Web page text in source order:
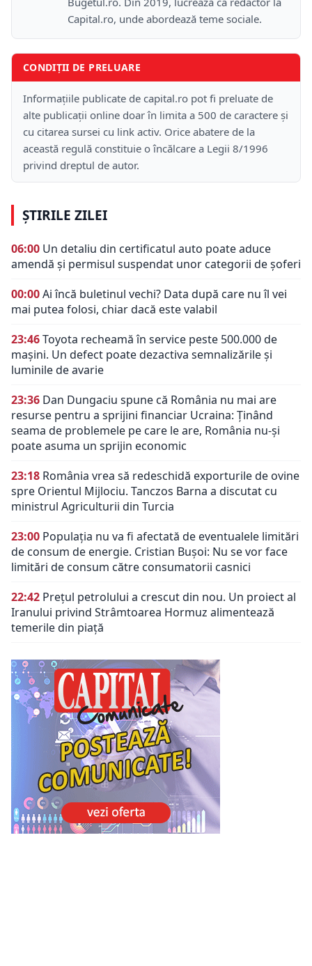
Capital.ro, unde abordează teme sociale.
CONDIȚII DE PRELUARE
Informațiile publicate de capital.ro pot fi preluate de
alte publicații online doar în limita a 500 de caractere și
cu citarea sursei cu link activ. Orice abatere de la
această regulă constituie o încălcare a Legii 8/1996
privind dreptul de autor.
ȘTIRILE ZILEI
06:00 Un detaliu din certificatul auto poate aduce
amendă și permisul suspendat unor categorii de șoferi
00:00Ai încă buletinul vechi? Data după care nu îl vei
mai putea folosi, chiar dacă este valabil
23:46Toyota recheamă în service peste 500.000 de
mașini. Un defect poate dezactiva semnalizările și
luminile de avarie
23:36 Dan Dungaciu spune că România nu mai are
resurse pentru a sprijini financiar Ucraina: Ținând
seama de problemele pe care le are, România nu-și
poate asuma un sprijin economic
23:18 România vrea să redeschidă exporturile de ovine
spre Orientul Mijlociu. Tanczos Barna a discutat cu
ministrul Agriculturii din Turcia
23:00 Populația nu va fi afectată de eventualele limitări
de consum de energie. Cristian Bușoi: Nu se vor face
limitări de consum către consumatorii casnici
22:42 Prețul petrolului a crescut din nou. Un proiect al
Iranului privind Strâmtoarea Hormuz alimentează
temerile din piață